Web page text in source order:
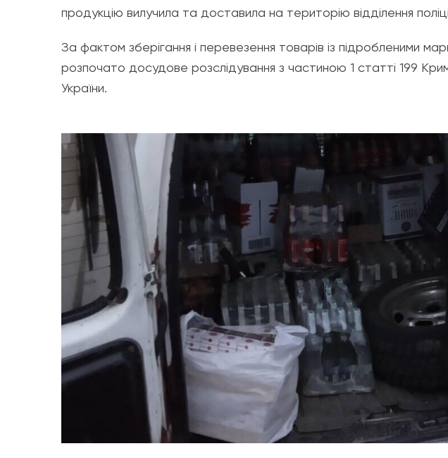
продукцію вилучила та доставила на територію відділення
За фактом зберігання і перевезення товарів із підробленими
розпочато досудове розслідування з частиною 1 статті 199
України.